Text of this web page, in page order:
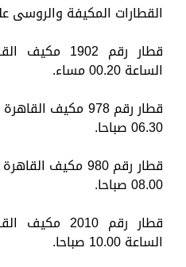
القطارات المكيفة
قطار رقم
الساعة 00.20 مساء.
قطار رقم 978
06.30 صباحا.
قطار رقم 980
08.00 صباحا.
قطار رقم
الساعة 10.00 صباحا.